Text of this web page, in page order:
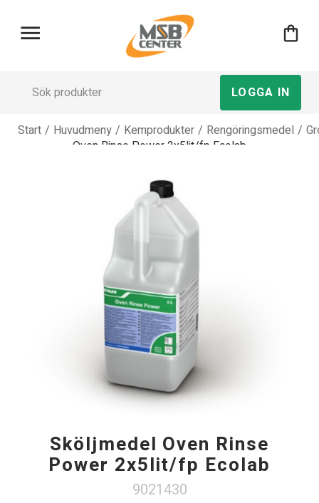
menu shopping_bag
LOGGA IN
Start / Huvudmeny / Kemprodukter / Rengöringsmedel /
Oven Rinse Power 2x5lit/fp Ecolab
Sköljmedel Oven Rinse
Power 2x5lit/fp Ecolab
9021430